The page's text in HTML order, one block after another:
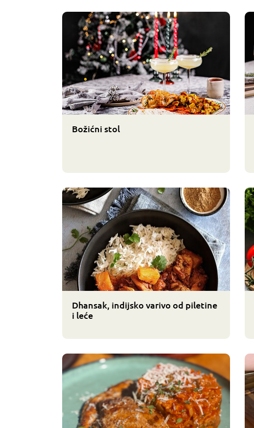
Božićni stol
Dhansak, indijsko varivo od piletine
i leće